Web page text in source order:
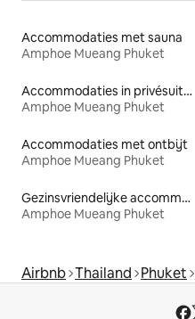
Accommodaties met sauna
Amphoe Mueang Phuket
Accommodaties in privésuites
Amphoe Mueang Phuket
Accommodaties met ontbijt
Amphoe Mueang Phuket
Gezinsvriendelijke accommodaties
Amphoe Mueang Phuket
Airbnb Thailand Phuket